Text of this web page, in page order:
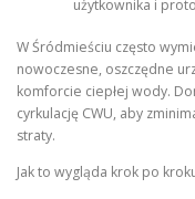
użytkownika i
W Śródmieściu często
nowoczesne, oszczędne
komforcie ciepłej wody.
cyrkulację CWU, aby
straty.
Jak to wygląda krok po